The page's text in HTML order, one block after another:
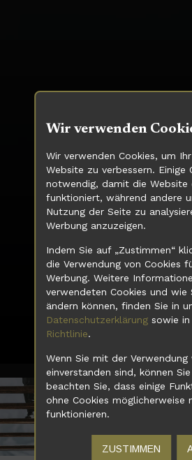
Wir verwenden
Wir verwenden Cookies, um
Website zu verbessern. Einige
notwendig, damit die Website
funktioniert, während andere
Nutzung der Seite zu
Werbung anzuzeigen.
Indem Sie auf „Zustimmen“
die Verwendung von Cookies
Werbung. Weitere
verwendeten Cookies und wie
ändern können, finden Sie in
Datenschutzerklärungsowie in
Richtlinie.
Wenn Sie mit der
einverstanden sind, können
beachten Sie, dass einige
ohne Cookies möglicherweise
funktionieren.
ZUSTIMMEN
// WORKSHOPS FÜR MODERNE